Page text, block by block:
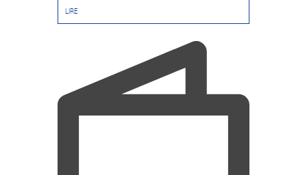
LIRE